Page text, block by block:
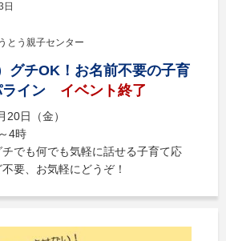
とう親子センター
グチOK！お名前不要の子育
イン
イベント終了
20日（金）
4時
でも何でも気軽に話せる子育て応
要、お気軽にどうぞ！